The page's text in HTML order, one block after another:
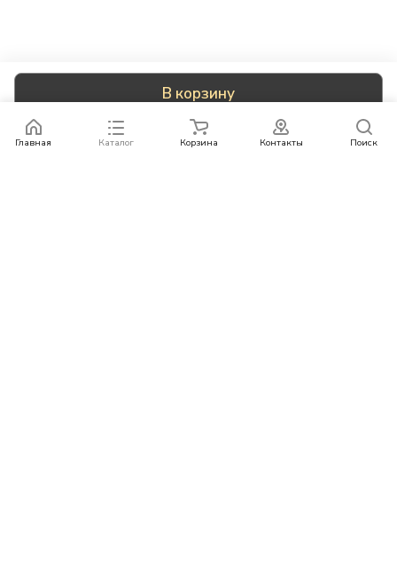
В корзину
Главная Каталог Корзина Контакты Поиск